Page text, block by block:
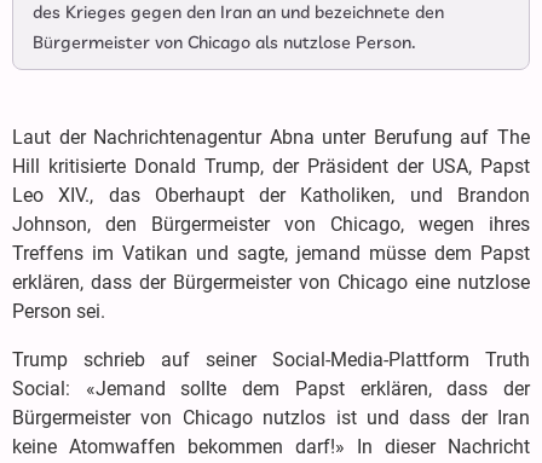
des Krieges gegen den Iran an und bezeichnete den
Bürgermeister von Chicago als nutzlose Person.
Laut der Nachrichtenagentur Abna unter Berufung auf The
Hill kritisierte Donald Trump, der Präsident der USA, Papst
Leo XIV., das Oberhaupt der Katholiken, und Brandon
Johnson, den Bürgermeister von Chicago, wegen ihres
Treffens im Vatikan und sagte, jemand müsse dem Papst
erklären, dass der Bürgermeister von Chicago eine nutzlose
Person sei.
Trump schrieb auf seiner Social-Media-Plattform Truth
Social: «Jemand sollte dem Papst erklären, dass der
Bürgermeister von Chicago nutzlos ist und dass der Iran
keine Atomwaffen bekommen darf!» In dieser Nachricht